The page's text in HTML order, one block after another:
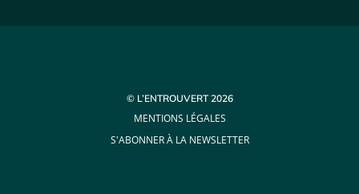
© L’ENTROUVERT 2026
MENTIONS LÉGALES
S'ABONNER À LA NEWSLETTER